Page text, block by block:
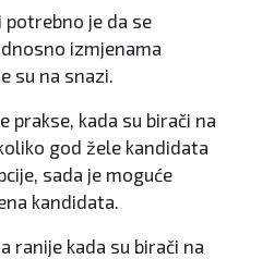
potrebno je da se
izmjenama
su na snazi.
prakse, kada su birači na
god žele kandidata
sada je moguće
kandidata.
ranije kada su birači na